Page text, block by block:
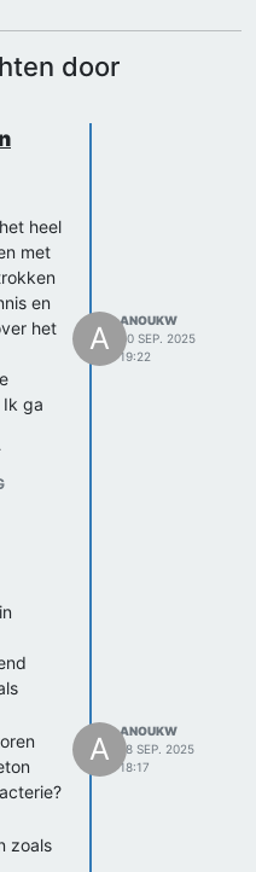
door
heel
met
en
het
ga
op
A
ANOUKW
30 SEP. 2025
19:22
zoals
A
ANOUKW
18 SEP. 2025
18:17